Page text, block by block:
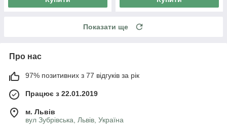
Показати ще
Про нас
97% позитивних з 77 відгуків за рік
Працює з 22.01.2019
м. Львів
вул Зубрівська, Львів, Україна